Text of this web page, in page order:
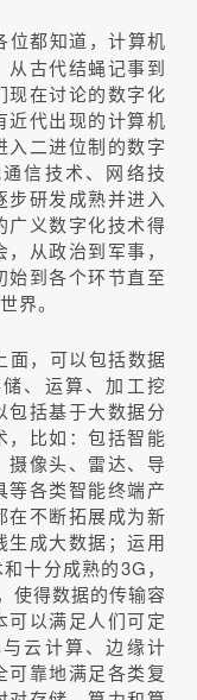
位都知道，计算机
从古代结蝇记事到
现在讨论的数字化
近代出现的计算机
入二进位制的数字
信技术、网络技
步研发成熟并进入
广义数字化技术得
从政治到军事，
始到各个环节直至
界。
面，可以包括数据
、运算、加工挖
包括基于大数据分
，比如：包括智能
摄像头、雷达、导
等各类智能终端产
在不断拓展成为新
生成大数据；运用
十分成熟的3G，
使得数据的传输容
可以满足人们可定
云计算、边缘计
可靠地满足各类复